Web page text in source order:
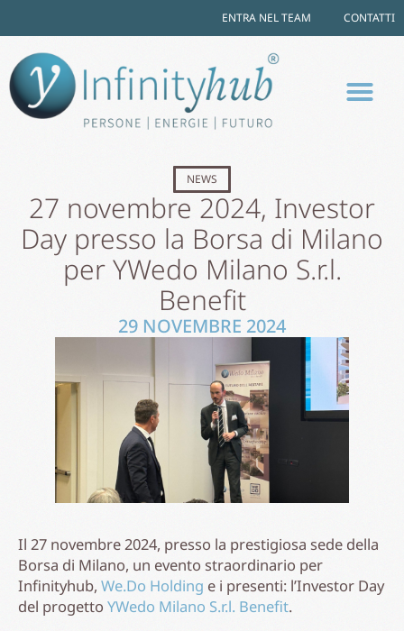
ENTRA NEL TEAM CONTATTI
NEWS
27 novembre 2024, Investor
Day presso la Borsa di Milano
per YWedo Milano S.r.l.
Benefit
29 NOVEMBRE 2024
Il 27 novembre 2024, presso la prestigiosa sede della
Borsa di Milano, un evento straordinario per
Infinityhub, We.Do Holding e i presenti: l’Investor Day
del progetto YWedo Milano S.r.l. Benefit.